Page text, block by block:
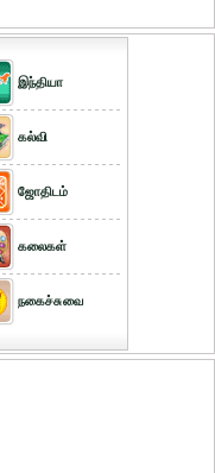
இந்தியா
கல்வி
ஜோதிடம்
கலைகள்
நகைச்சுவை